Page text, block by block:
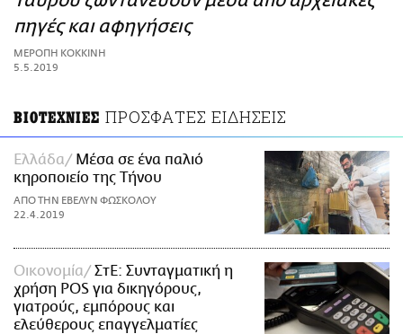
ΑΜΠΑ
PRINT
πηγές και αφηγήσεις
ΜΕΡΟΠΗ ΚΟΚΚΙΝΗ
5.5.2019
ΒΙΟΤΕΧΝΙΕΣ ΠΡΟΣΦΑΤΕΣ ΕΙΔΗΣΕΙΣ
Ελλάδα
Μέσα σε ένα παλιό
κηροποιείο της Τήνου
ΑΠΟ ΤΗΝ ΕΒΕΛΥΝ ΦΩΣΚΟΛΟΥ
22.4.2019
Οικονομία
ΣτΕ: Συνταγματική η
χρήση POS για δικηγόρους,
γιατρούς, εμπόρους και
ελεύθερους επαγγελματίες